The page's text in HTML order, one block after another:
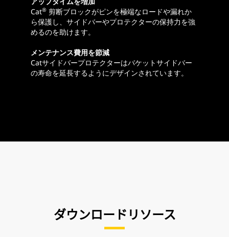
Cat® 剪断ブロックがピンを極端なロードや漏れか
ら保護し、サイドバーやプロテクターの保持力を強
めるのを助けます。
メンテナンス費用を節減
Catサイドバープロテクターはバケットサイドバー
の寿命を延長するようにデザインされています。
ダウンロードリソース